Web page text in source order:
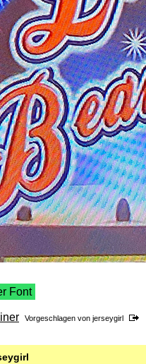
Font
Vorgeschlagen von jerseygirl